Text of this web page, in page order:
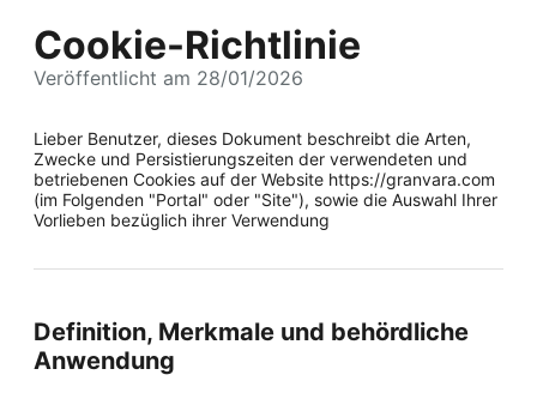
Cookie-Richtlinie
Veröffentlicht am 28/01/2026
Lieber Benutzer, dieses Dokument beschreibt die Arten,
Zwecke und Persistierungszeiten der verwendeten und
betriebenen Cookies auf der Website https://granvara.com
(im Folgenden "Portal" oder "Site"), sowie die Auswahl Ihrer
Vorlieben bezüglich ihrer Verwendung
Definition, Merkmale und behördliche
Anwendung